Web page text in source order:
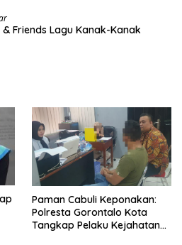
Friends Lagu Kanak-Kanak
Paman Cabuli Keponakan:
Polresta Gorontalo Kota
Tangkap Pelaku Kejahatan